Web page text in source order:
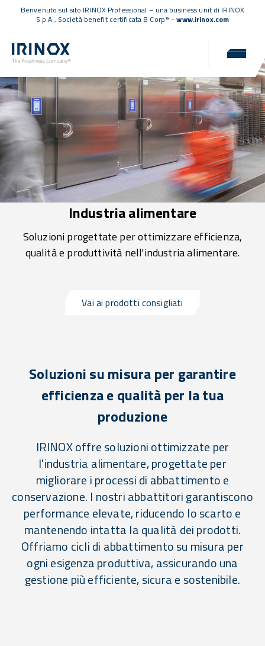
Benvenuto sul sito IRINOX Professional – una business unit di IRINOX
S.p.A., Società benefit certificata B Corp™ -www.irinox.com
Industria alimentare
Soluzioni progettate per ottimizzare efficienza,
qualità e produttività nell'industria alimentare.
Vai ai prodotti consigliati
Soluzioni su misura per garantire
efficienza e qualità per la tua
produzione
IRINOX offre soluzioni ottimizzate per
l'industria alimentare, progettate per
migliorare i processi di abbattimento e
conservazione. I nostri abbattitori garantiscono
performance elevate, riducendo lo scarto e
mantenendo intatta la qualità dei prodotti.
Offriamo cicli di abbattimento su misura per
ogni esigenza produttiva, assicurando una
gestione più efficiente, sicura e sostenibile.